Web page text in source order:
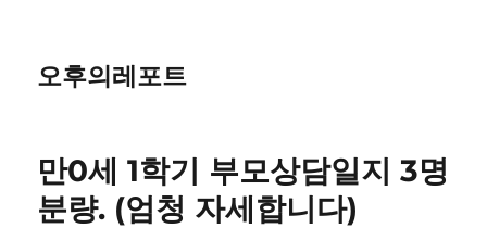
오후의레포트
만0세 1학기 부모상담일지 3명
분량. (엄청 자세합니다)